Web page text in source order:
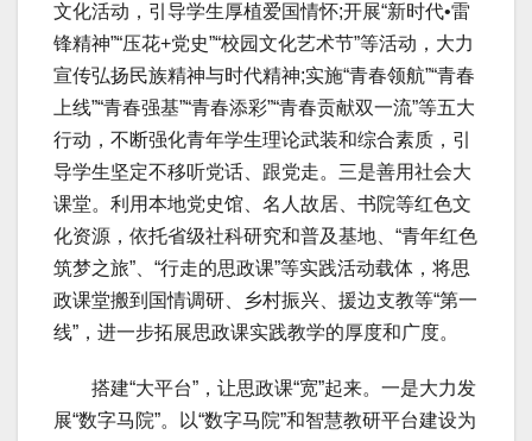
文化活动，引导学生厚植爱国情怀;开展“新时代•雷
锋精神”“压花+党史”“校园文化艺术节”等活动，大力
宣传弘扬民族精神与时代精神;实施“青春领航”“青春
上线”“青春强基”“青春添彩”“青春贡献双一流”等五大
行动，不断强化青年学生理论武装和综合素质，引
导学生坚定不移听党话、跟党走。三是善用社会大
课堂。利用本地党史馆、名人故居、书院等红色文
化资源，依托省级社科研究和普及基地、“青年红色
筑梦之旅”、“行走的思政课”等实践活动载体，将思
政课堂搬到国情调研、乡村振兴、援边支教等“第一
线”，进一步拓展思政课实践教学的厚度和广度。
搭建“大平台”，让思政课“宽”起来。一是大力发
展“数字马院”。以“数字马院”和智慧教研平台建设为